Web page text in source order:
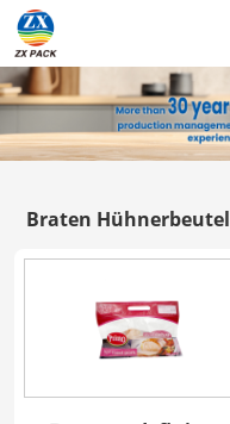
Braten Hühnerbeutel